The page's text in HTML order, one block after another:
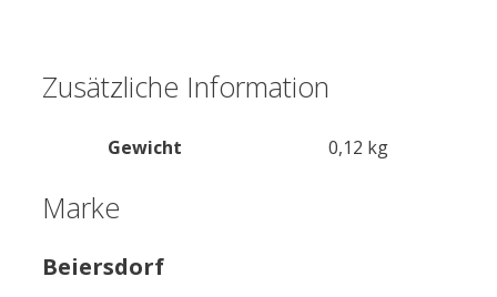
Zusätzliche Information
Gewicht 0,12 kg
Marke
Beiersdorf